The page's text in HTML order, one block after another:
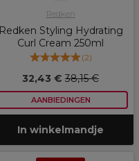
Redken
Redken Styling Hydrating
Curl Cream 250ml
(2)
32,43 € 38,15 €
AANBIEDINGEN
In winkelmandje